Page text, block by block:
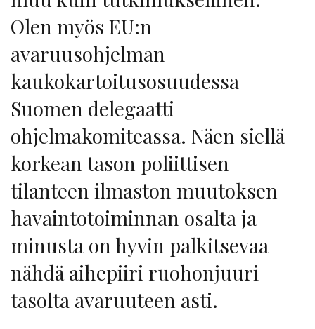
Olen myös EU:n
avaruusohjelman
kaukokartoitusosuudessa
Suomen delegaatti
ohjelmakomiteassa. Näen siellä
korkean tason poliittisen
tilanteen ilmaston muutoksen
havaintotoiminnan osalta ja
minusta on hyvin palkitsevaa
nähdä aihepiiri ruohonjuuri
tasolta avaruuteen asti.